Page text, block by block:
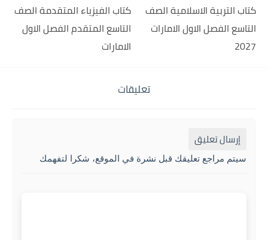
كتاب التربية الاسلامية الصف
التاسع الفصل الاول الامارات
2027
كتاب الفيزياء المتقدمة الصف
التاسع المتقدم الفصل الاول
الامارات
تعليقات
إرسال تعليق
سيتم مراجع تعليقك قبل نشرة في الموقع، شكرا لتفهمك